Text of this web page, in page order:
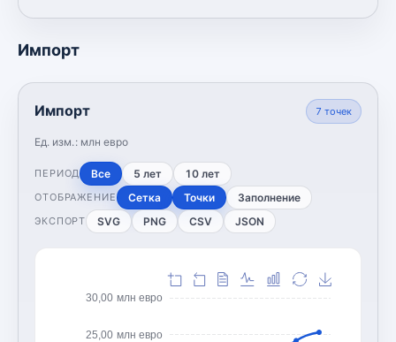
Импорт
Импорт
Ед. изм.: млн евро
7 точек
ПЕРИОД Все 5 лет 10 лет
ОТОБРАЖЕНИЕ Сетка Точки Заполнение
ЭКСПОРТ SVG PNG CSV JSON
25,00 млн евро
30,00 млн евро